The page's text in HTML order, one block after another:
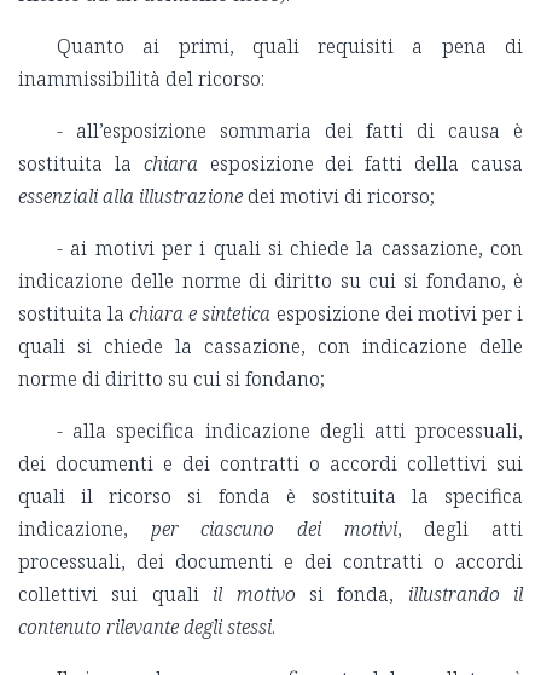
Quanto ai primi, quali requisiti a pena di
inammissibilità del ricorso:
- all’esposizione sommaria dei fatti di causa è
sostituita la chiaraesposizione dei fatti della causa
essenziali alla illustrazione dei motivi di ricorso;
- ai motivi per i quali si chiede la cassazione, con
indicazione delle norme di diritto su cui si fondano, è
sostituita lachiara e sintetica esposizione dei motivi per i
quali si chiede la cassazione, con indicazione delle
norme di diritto su cui si fondano;
- alla specifica indicazione degli atti processuali,
dei documenti e dei contratti o accordi collettivi sui
quali il ricorso si fonda è sostituita la specifica
indicazione, per ciascuno dei motivi, degli atti
processuali, dei documenti e dei contratti o accordi
collettivi sui quali il motivo si fonda, illustrando il
contenuto rilevante degli stessi.